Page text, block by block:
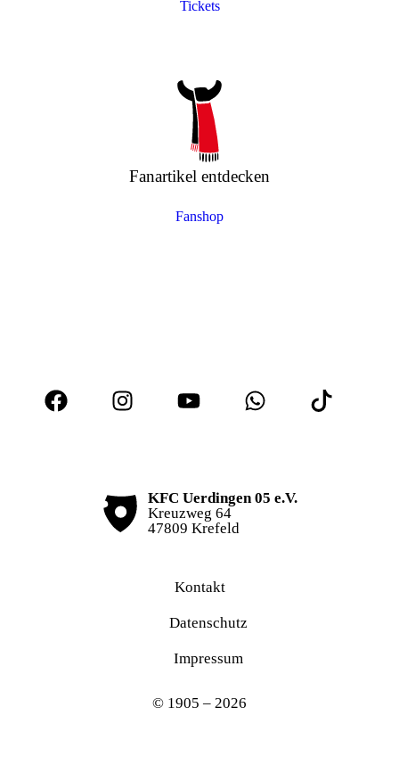
Tickets
Fanartikel entdecken
Fanshop
KFC Uerdingen 05 e.V.
Kreuzweg 64
47809 Krefeld
Kontakt
Datenschutz
Impressum
© 1905 – 2026